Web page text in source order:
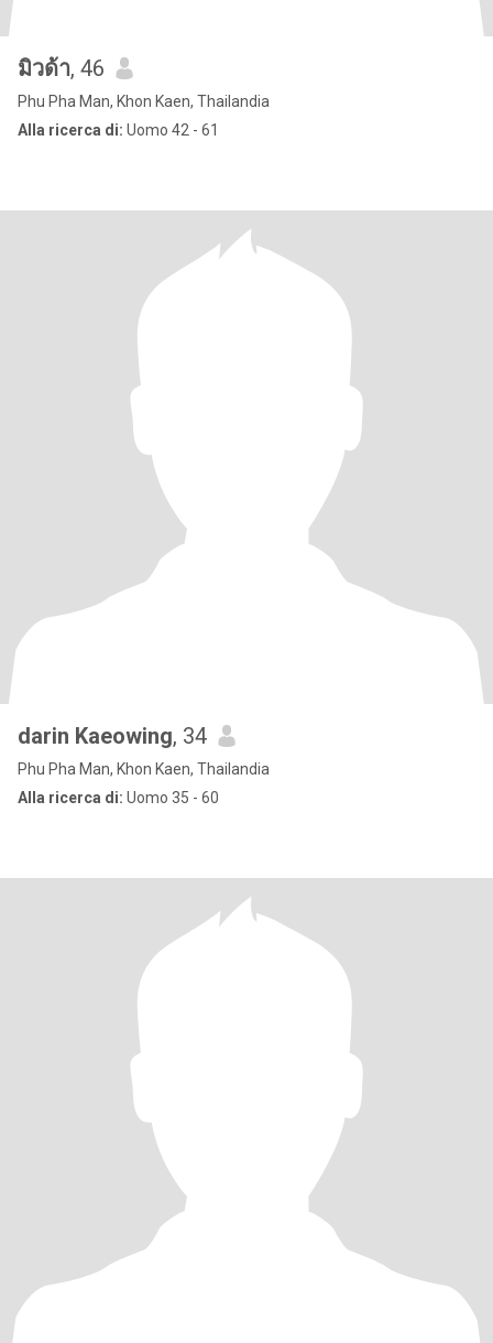
มิวด้า, 46
Phu Pha Man, Khon Kaen, Thailandia
Alla ricerca di: Uomo 42 - 61
darin Kaeowing, 34
Phu Pha Man, Khon Kaen, Thailandia
Alla ricerca di: Uomo 35 - 60